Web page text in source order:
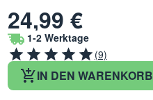
24,99 €
1-2 Werktage
(9)
IN DEN WARENKORB